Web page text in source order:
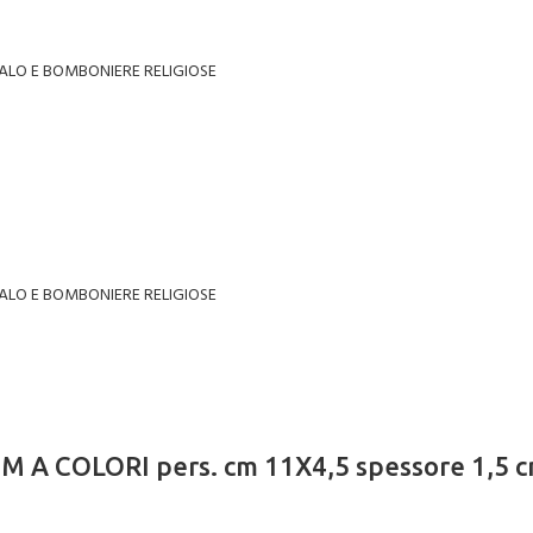
E BOMBONIERE RELIGIOSE
E BOMBONIERE RELIGIOSE
A COLORI pers. cm 11X4,5 spessore 1,5